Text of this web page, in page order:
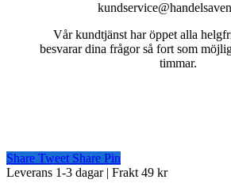
Vår kundtjänst har öppet alla
besvarar dina frågor så fort som
timmar.
Share Tweet Share Pin
Close
Leverans 1-3 dagar | Frakt 49 kr